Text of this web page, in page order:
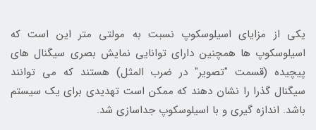
یکی از مزایای اسیلوسکوپ نسبت به مولتی متر این است که
اسیلوسکوپ ها همچنین دارای توانایی نمایش بصری سیگنال های
پیچیده (قسمت "تصویر" در ضرب المثل) هستند که می توانند
سیگنال گذرا را نشان دهند که ممکن است تهدیدی برای یک سیستم
باشد. اندازه گیری و با اسیلوسکوپ جداسازی شد.